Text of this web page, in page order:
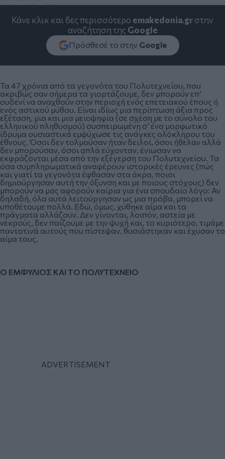
Κάνε κλικ και δες περισσότερο emakedonia.grστην
αναζήτηση της Google
Πρόσθεσέ το στην Google
Τα 47 χρόνια από τα γεγονότα του Πολυτεχνείου, που
ακριβώς σαν σήμερα τα γιορτάζουμε, δεν μπορούν επ’
ουδενί να αναχθούν στην περιοχή ενός επετειακού έπους ή
ενός αστικού μύθου. Είναι ιδίως μια περίπτωση άξια προς
εξέταση, μια και μια μειοψηφία (σε σχέση με το σύνολο του
ελληνικού πληθυσμού) συσπειρωμένη σ’ ένα μορφωτικό
ίδρυμα ουσιαστικά εμψύχωσε τις ανάγκες ολόκληρου του
έθνους. Όσοι δεν τολμούσαν ήταν δειλοί, όσοι ήθελαν αλλά
δεν μπορούσαν, όσοι απλά εύχονταν, ένιωσαν να
εκφράζονται μέσα από την εξέγερση του Πολυτεχνείου. Τα
όσα συμπληρωματικά αναφέρουν ιστορικές έρευνες (πώς
και γιατί τα γεγονότα έφθασαν στα άκρα, ποιοι
δημιούργησαν αυτή την όξυνση και με ποιους στόχους) δεν
μπορούν να μας αφορούν καίρια για ένα σπουδαίο λόγο: Αν
δηλαδή, όλα αυτά λειτούργησαν ως μια πρόβα, μπορεί να
υποθέτουμε πολλά. Εδώ, όμως, χύθηκε αίμα και τα
πράγματα αλλάζουν. Δεν γίνονται, λοιπόν, αστεία με
νεκρούς, δεν παίζουμε με την ψυχή και, το κυριότερο, τιμάμε
παντοτινά αυτούς που πίστεψαν, θυσιάστηκαν και έχυσαν το
αίμα τους.
Ο ΕΜΦΥΛΙΟΣ ΚΑΙ ΤΟ ΠΟΛΥΤΕΧΝΕΙΟ